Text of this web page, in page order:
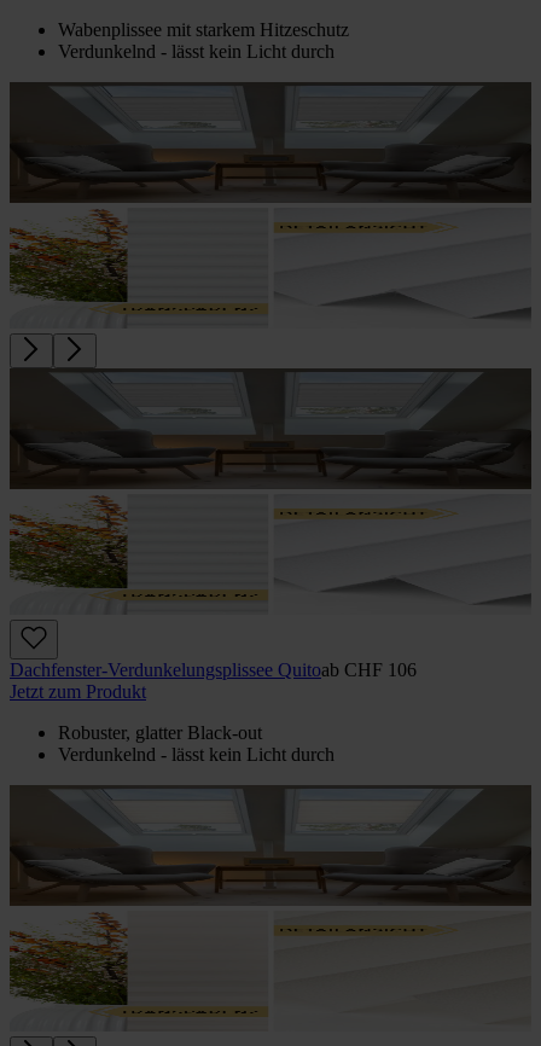
Wabenplissee mit starkem Hitzeschutz
Verdunkelnd - lässt kein Licht durch
Dachfenster-Verdunkelungsplissee Quitoab CHF 106
Jetzt zum Produkt
Robuster, glatter Black-out
Verdunkelnd - lässt kein Licht durch